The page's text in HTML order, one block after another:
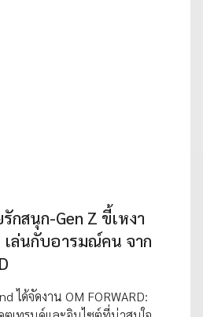
กสนุก-Gen Z ขี้เหงา
เล่นกับอารมณ์คน จาก
ได้จัดงาน OM FORWARD: